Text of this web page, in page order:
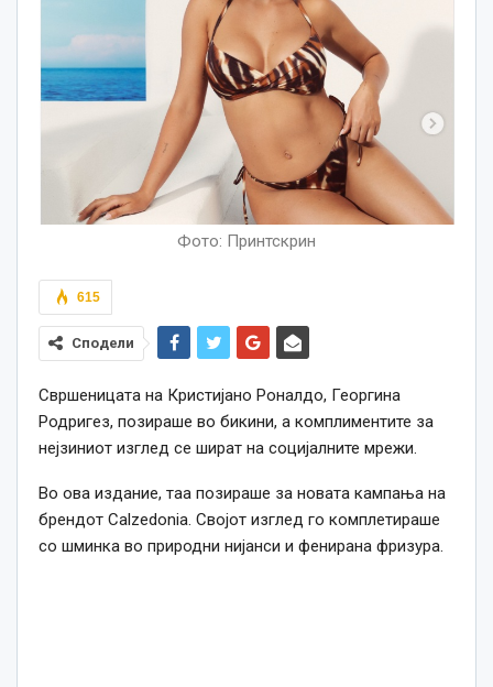
Фото: Принтскрин
615
Сподели
Свршеницата на Кристијано Роналдо, Георгина
Родригез, позираше во бикини, а комплиментите за
нејзиниот изглед се шират на социјалните мрежи.
Во ова издание, таа позираше за новата кампања на
брендот Calzedonia. Својот изглед го комплетираше
со шминка во природни нијанси и фенирана фризура.